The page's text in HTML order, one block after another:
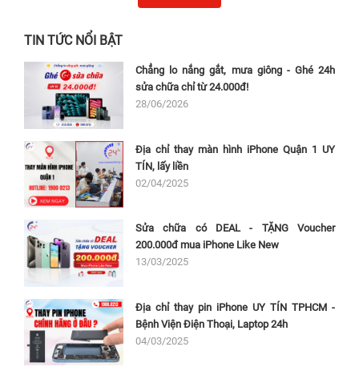
TIN TỨC NỔI BẬT
Chẳng lo nắng gắt, mưa giông - Ghé 24h
sửa chữa chỉ từ 24.000đ!
28/06/2026
Địa chỉ thay màn hình iPhone Quận 1 UY
TÍN, lấy liền
02/04/2025
Sửa chữa có DEAL - TẶNG Voucher
200.000đ mua iPhone Like New
13/03/2025
Địa chỉ thay pin iPhone UY TÍN TPHCM -
Bệnh Viện Điện Thoại, Laptop 24h
04/03/2025